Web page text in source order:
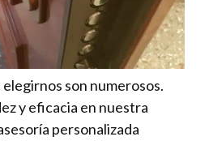
son numerosos.
y eficacia en nuestra
personalizada